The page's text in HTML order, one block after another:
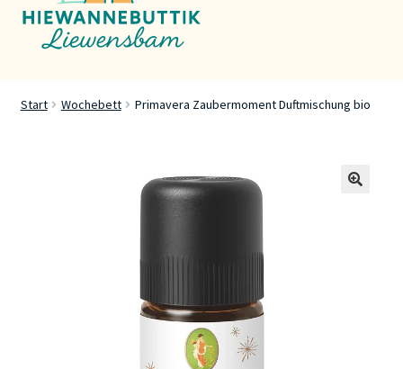
Start Wochebett Primavera Zaubermoment Duftmischung bio